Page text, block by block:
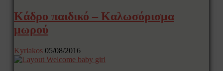
Κάδρο παιδικό – Καλωσόρισμα
μωρού
Kyriakos 05/08/2016